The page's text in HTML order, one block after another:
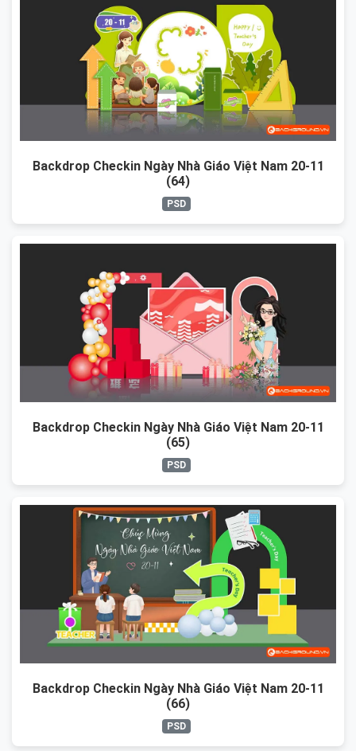
Backdrop Checkin Ngày Nhà Giáo Việt Nam 20-11
(64)
PSD
Backdrop Checkin Ngày Nhà Giáo Việt Nam 20-11
(65)
PSD
Backdrop Checkin Ngày Nhà Giáo Việt Nam 20-11
(66)
PSD